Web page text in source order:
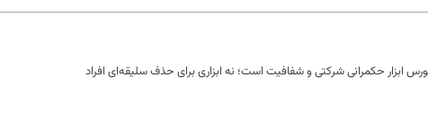
ابزار حکمرانی شرکتی و شفافیت است؛ نه ابزاری برای حذف سلیقه‌ای افراد